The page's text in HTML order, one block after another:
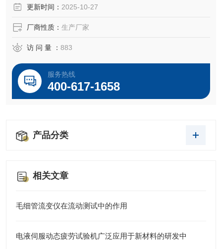
更新时间： 2025-10-27
厂商性质： 生产厂家
访 问 量 ： 883
服务热线
400-617-1658
产品分类
相关文章
毛细管流变仪在流动测试中的作用
电液伺服动态疲劳试验机广泛应用于新材料的研发中